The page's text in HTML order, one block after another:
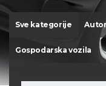
Sve kategorije
Gospodarska vozila